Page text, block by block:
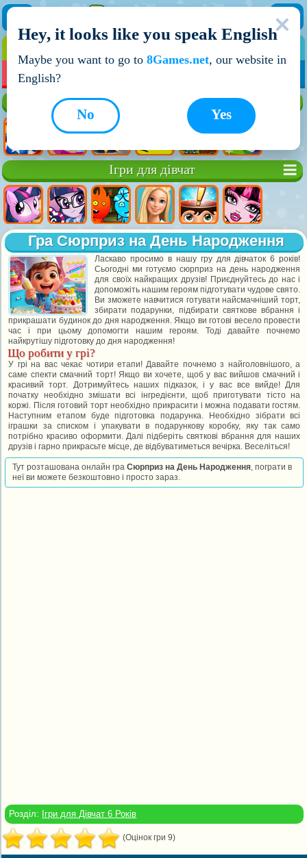
НОВІ ІГРИ
Ігри для дівчат
Гра Сюрприз на День Народження
Ласкаво просимо в нашу гру для дівчаток 6 років!
Сьогодні ми готуємо сюрприз на день народження
для своїх найкращих друзів! Приєднуйтесь до нас і
допоможіть нашим героям підготувати чудове свято.
Ви зможете навчитися готувати найсмачніший торт,
збирати подарунки, підбирати святкове вбрання і
прикрашати будинок до дня народження. Якщо ви готові весело провести
час і при цьому допомогти нашим героям. Тоді давайте почнемо
найкрутішу підготовку до дня народження!
Що робити у грі?
У грі на вас чекає чотири етапи! Давайте почнемо з найголовнішого, а
саме спекти смачний торт! Якщо ви хочете, щоб у вас вийшов смачний і
красивий торт. Дотримуйтесь наших підказок, і у вас все вийде! Для
початку необхідно змішати всі інгредієнти, щоб приготувати тісто на
коржі. Після готовий торт необхідно прикрасити і можна подавати гостям.
Наступним етапом буде підготовка подарунка. Необхідно зібрати всі
іграшки за списком і упакувати в подарункову коробку, яку так само
потрібно красиво оформити. Далі підберіть святкові вбрання для наших
друзів і гарно прикрасьте місце, де відбуватиметься вечірка. Веселіться!
Тут розташована онлайн граСюрприз на День Народження, пограти в
неї ви можете безкоштовно і просто зараз.
Розділ: Ігри для Дівчат 6 Років
(Оцінок гри 9)
Hey, it looks like you speak English
Maybe you want to go to 8Games.net, our website in
English?
Yes
No